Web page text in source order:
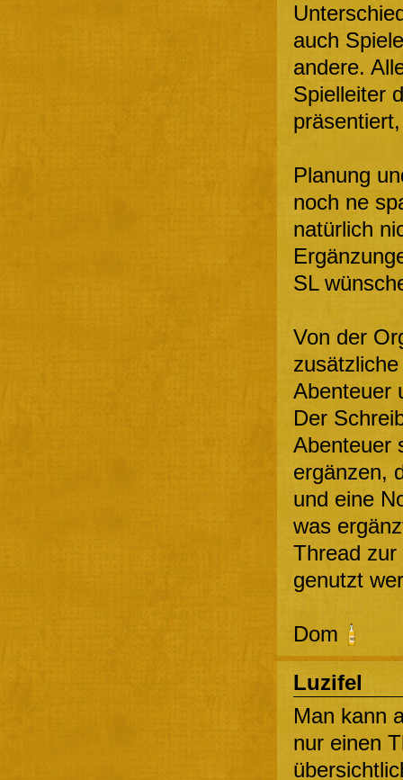
auch
andere.
Spielleiter
Planung
noch ne
natürlich
SL
Von der
Abenteuer
Der
Abenteuer
ergänzen,
und eine
was
Thread zur
genutzt
Dom
Luzifel
Man kann
nur einen